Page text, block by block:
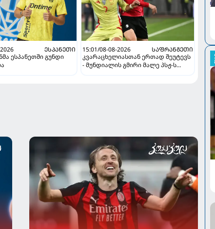
ᲔᲡᲞᲐᲜᲔᲗᲘ
ესპანეთში გუნდი
15:01/08-08-2026
ᲡᲐᲤᲠᲐᲜᲒᲔᲗᲘ
კვარაცხელიასთან ერთად შეუტევს
- მუნდიალის გმირი მალე პსჟ-ს